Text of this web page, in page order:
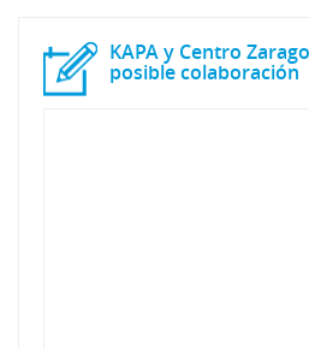
KAPA y Centro
posible colaboración